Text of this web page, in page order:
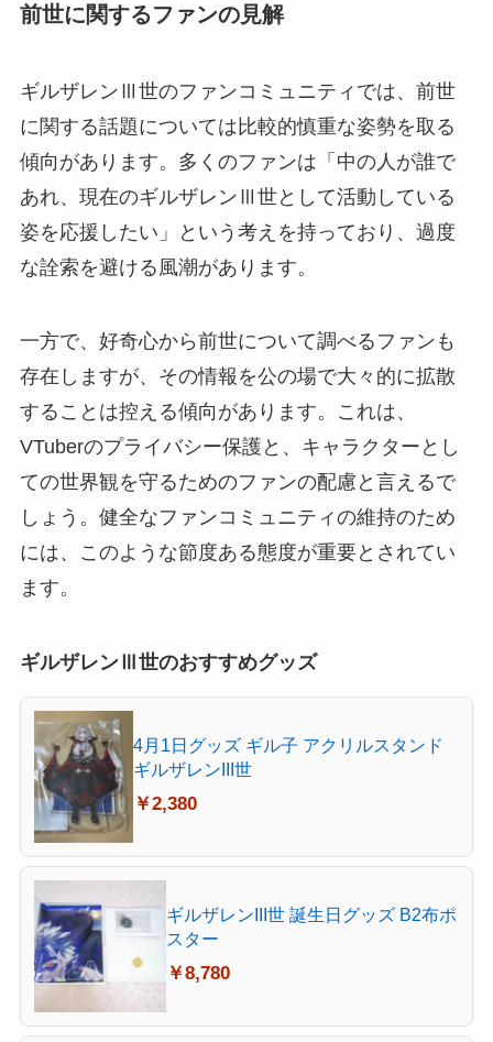
前世に関するファンの見解
ギルザレンⅢ世のファンコミュニティでは、前世
に関する話題については比較的慎重な姿勢を取る
傾向があります。多くのファンは「中の人が誰で
あれ、現在のギルザレンⅢ世として活動している
姿を応援したい」という考えを持っており、過度
な詮索を避ける風潮があります。
一方で、好奇心から前世について調べるファンも
存在しますが、その情報を公の場で大々的に拡散
することは控える傾向があります。これは、
VTuberのプライバシー保護と、キャラクターとし
ての世界観を守るためのファンの配慮と言えるで
しょう。健全なファンコミュニティの維持のため
には、このような節度ある態度が重要とされてい
ます。
ギルザレンⅢ世のおすすめグッズ
4月1日グッズ ギル子 アクリルスタンド
ギルザレンIII世
￥2,380
ギルザレンIII世 誕生日グッズ B2布ポ
スター
￥8,780